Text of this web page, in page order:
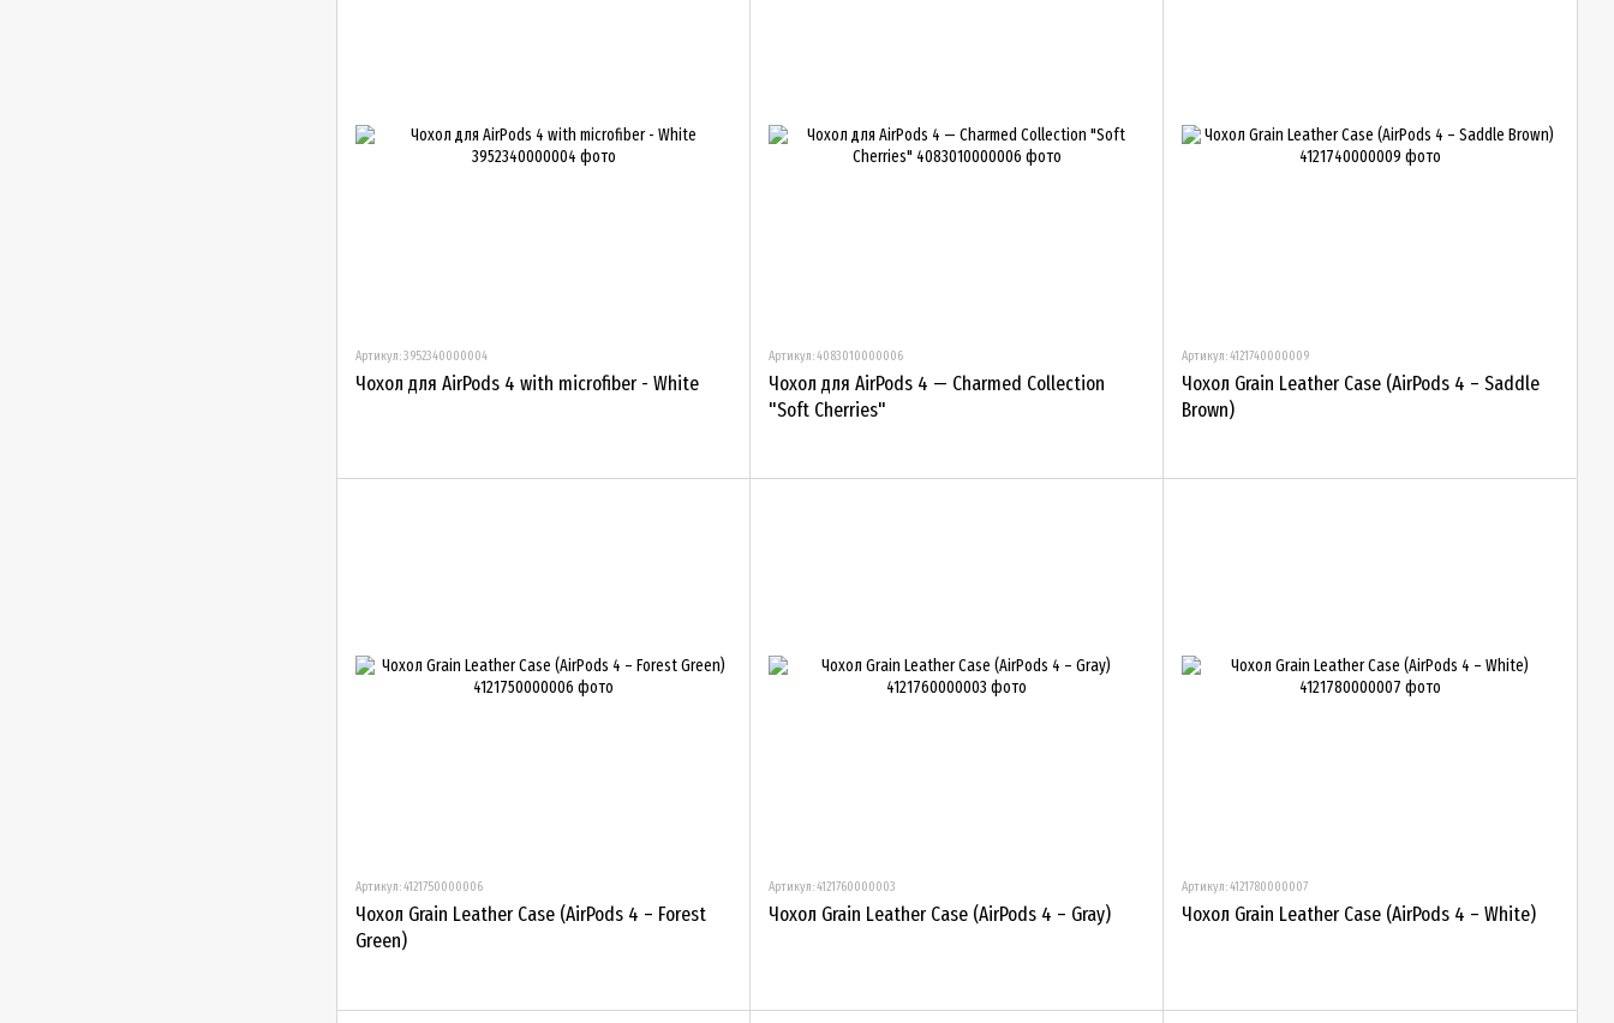
Артикул: 3952340000004
Чохол для AirPods 4 with microfiber - White
Артикул: 4083010000006
Чохол для AirPods 4 — Charmed Collection
"Soft Cherries"
Артикул: 4121740000009
Чохол Grain Leather Case (AirPods 4 – Saddle
Brown)
Артикул: 4121750000006
Чохол Grain Leather Case (AirPods 4 – Forest
Green)
Артикул: 4121760000003
Чохол Grain Leather Case (AirPods 4 – Gray)
Артикул: 4121780000007
Чохол Grain Leather Case (AirPods 4 – White)